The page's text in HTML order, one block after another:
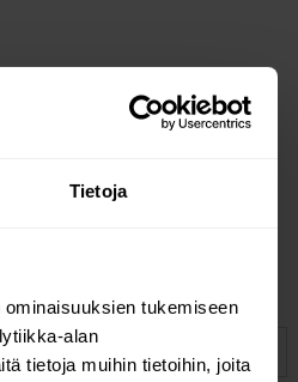
Tietoja
tukemiseen
alan
tietoja muihin tietoihin, joita